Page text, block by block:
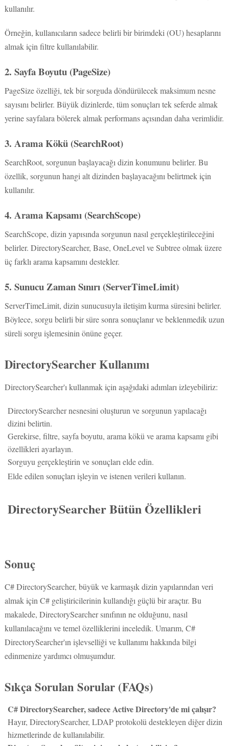
almak için filtre kullanılabilir.
PageSize özelliği, tek bir sorguda döndürülecek maksimum nesne
sayısını belirler. Büyük dizinlerde, tüm sonuçları tek seferde almak
yerine sayfalara bölerek almak performans açısından daha verimlidir.
SearchRoot, sorgunun başlayacağı dizin konumunu belirler. Bu
özellik, sorgunun hangi alt dizinden başlayacağını belirtmek için
kullanılır.
SearchScope, dizin yapısında sorgunun nasıl gerçekleştirileceğini
belirler. DirectorySearcher, Base, OneLevel ve Subtree olmak üzere
üç farklı arama kapsamını destekler.
ServerTimeLimit, dizin sunucusuyla iletişim kurma süresini belirler.
Böylece, sorgu belirli bir süre sonra sonuçlanır ve beklenmedik uzun
süreli sorgu işlemesinin önüne geçer.
dizini belirtin.
Gerekirse, filtre, sayfa boyutu, arama kökü ve arama kapsamı gibi
özellikleri ayarlayın.
Sorguyu gerçekleştirin ve sonuçları elde edin.
Elde edilen sonuçları işleyin ve istenen verileri kullanın.
almak için C# geliştiricilerinin kullandığı güçlü bir araçtır. Bu
makalede, DirectorySearcher sınıfının ne olduğunu, nasıl
kullanılacağını ve temel özelliklerini inceledik. Umarım, C#
DirectorySearcher'ın işlevselliği ve kullanımı hakkında bilgi
edinmenize yardımcı olmuşumdur.
Hayır, DirectorySearcher, LDAP protokolü destekleyen diğer dizin
hizmetlerinde de kullanılabilir.
DirectorySearcher filtresini nasıl oluşturabilirim?